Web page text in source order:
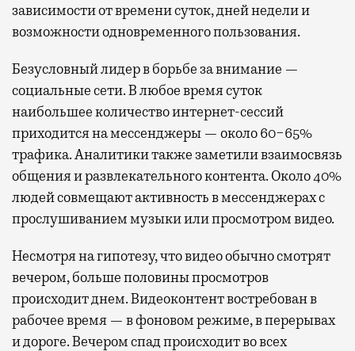
зависимости от времени суток, дней недели и
возможности одновременного пользования.
Безусловный лидер в борьбе за внимание —
социальные сети. В любое время суток
наибольшее количество интернет-сессий
приходится на мессенджеры — около 60−65%
трафика. Аналитики также заметили взаимосвязь
общения и развлекательного контента. Около 40%
людей совмещают активность в мессенджерах с
прослушиванием музыки или просмотром видео.
Несмотря на гипотезу, что видео обычно смотрят
вечером, больше половины просмотров
происходит днем. Видеоконтент востребован в
рабочее время — в фоновом режиме, в перерывах
и дороге. Вечером спад происходит во всех